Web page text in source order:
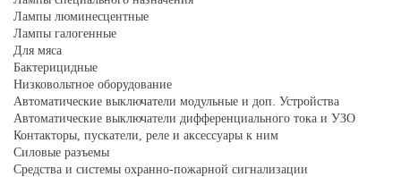
Лампы люминесцентные
Лампы галогенные
Для мяса
Бактерицидные
Низковольтное оборудование
Автоматические выключатели модульные и доп. Устройства
Автоматические выключатели дифференциального тока и УЗО
Контакторы, пускатели, реле и аксессуары к ним
Силовые разъемы
Средства и системы охранно-пожарной сигнализации